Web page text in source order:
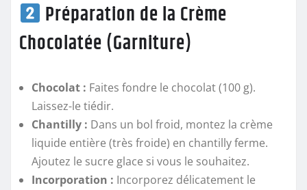
Préparation de la Crème
Chocolatée (Garniture)
Chocolat : Faites fondre le chocolat (100 g).
Laissez-le tiédir.
Chantilly : Dans un bol froid, montez la crème
liquide entière (très froide) en chantilly ferme.
Ajoutez le sucre glace si vous le souhaitez.
Incorporation : Incorporez délicatement le